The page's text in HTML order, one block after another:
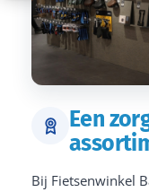
Een
Bij Fietsenwinkel